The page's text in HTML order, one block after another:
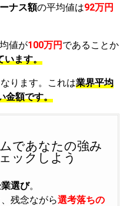
ナス額の平均値は92万円
値が100万円 であることか
います。
ります。これは業界平均
金額です。
であなたの強み
ックしよう
選び。
残念ながら選考落ちの